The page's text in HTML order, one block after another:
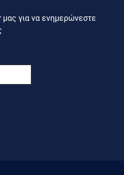
για να ενημερώνεστε